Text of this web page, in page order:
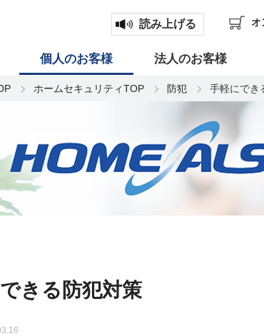
読み上げる オ
個人のお客様 法人のお客様
ホームセキュリティTOP 防犯 手軽にでき
きる防犯対策